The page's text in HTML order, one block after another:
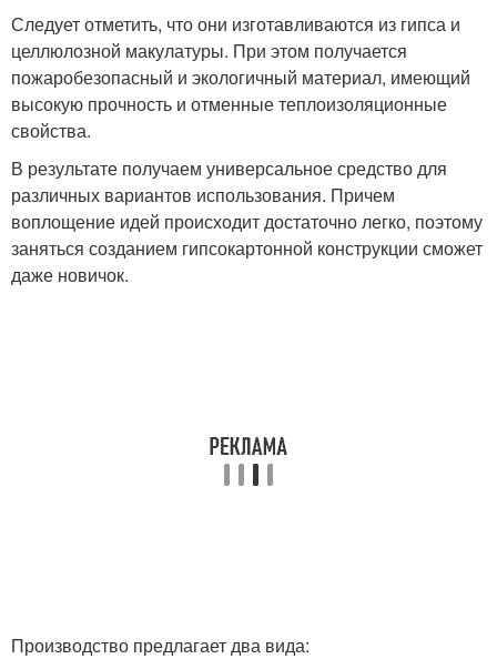
Следует отметить, что они изготавливаются из гипса и
целлюлозной макулатуры. При этом получается
пожаробезопасный и экологичный материал, имеющий
высокую прочность и отменные теплоизоляционные
свойства.
В результате получаем универсальное средство для
различных вариантов использования. Причем
воплощение идей происходит достаточно легко, поэтому
заняться созданием гипсокартонной конструкции сможет
даже новичок.
Производство предлагает два вида: